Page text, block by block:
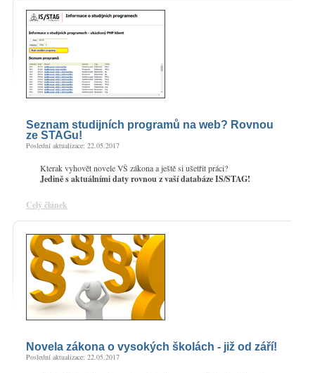
Seznam studijních programů na web? Rovnou
ze STAGu!
Poslední aktualizace: 22.05.2017
Kterak vyhovět novele VŠ zákona a ještě si ušetřit práci?
Jedině s aktuálními daty rovnou z vaší databáze IS/STAG!
Celý článek
Novela zákona o vysokých školách - již od září!
Poslední aktualizace: 22.05.2017